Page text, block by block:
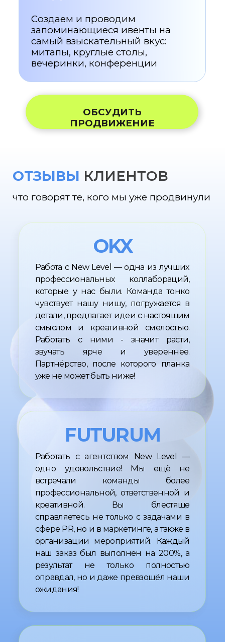
70% НАШИХ КЛИЕНТОВ
ВОЗВРАЩАЮТСЯ
СНГ, ЕВРОПА,
США И АЗИЯ
КОМПЛЕКСНЫЙ ПОДХОД
И СТРАТЕГИЧЕСКИЙ PR
ОПЫТА
300+
11 лет
30%
+